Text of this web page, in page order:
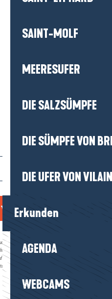
SAINT-MOLF
MEERESUFER
DIE SALZSÜMPFE
DIE SÜMPFE VON
DIE UFER VON
Erkunden
AGENDA
WEBCAMS